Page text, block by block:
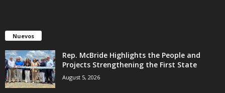
Nuevos
Rep. McBride Highlights the People and
Projects Strengthening the First State
August 5, 2026